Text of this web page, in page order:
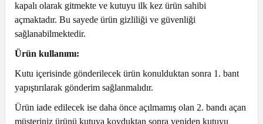
kapalı olarak gitmekte ve kutuyu ilk kez ürün sahibi
açmaktadır. Bu sayede ürün gizliliği ve güvenliği
sağlanabilmektedir.
Ürün kullanımı:
Kutu içerisinde gönderilecek ürün konulduktan sonra 1. bant
yapıştırılarak gönderim sağlanmalıdır.
Ürün iade edilecek ise daha önce açılmamış olan 2. bandı açan
müşteriniz ürünü kutuya koyduktan sonra yeniden kutuyu